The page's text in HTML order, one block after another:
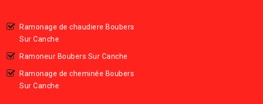
Ramonage de chaudiere Boubers
Sur Canche
Ramoneur Boubers Sur Canche
Ramonage de cheminée Boubers
Sur Canche